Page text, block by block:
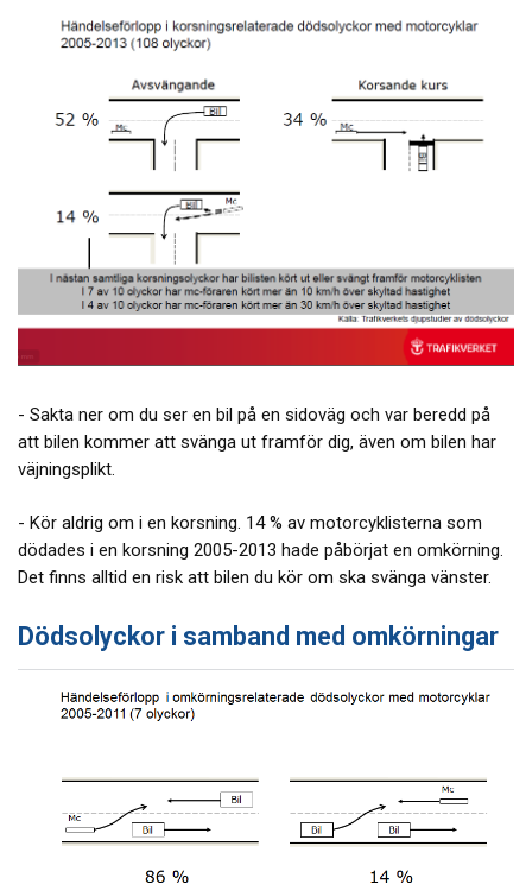
- Sakta ner om du ser en bil på en sidoväg och var beredd på
att bilen kommer att svänga ut framför dig, även om bilen har
väjningsplikt.
- Kör aldrig om i en korsning. 14 % av motorcyklisterna som
dödades i en korsning 2005-2013 hade påbörjat en omkörning.
Det finns alltid en risk att bilen du kör om ska svänga vänster.
Dödsolyckor i samband med omkörningar